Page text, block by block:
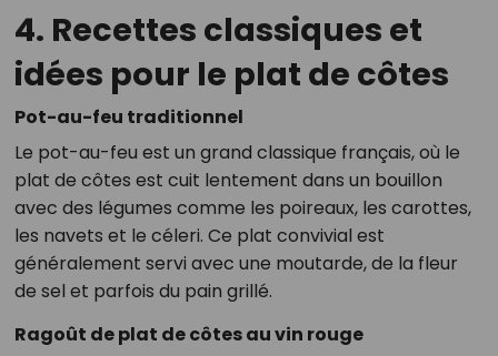
4. Recettes classiques et
idées pour le plat de côtes
Pot-au-feu traditionnel
Le pot-au-feu est un grand classique français, où le
plat de côtes est cuit lentement dans un bouillon
avec des légumes comme les poireaux, les carottes,
les navets et le céleri. Ce plat convivial est
généralement servi avec une moutarde, de la fleur
de sel et parfois du pain grillé.
Ragoût de plat de côtes au vin rouge